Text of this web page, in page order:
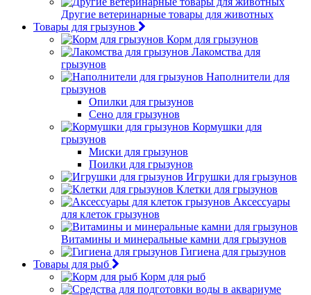
Другие ветеринарные товары для животных
Товары для грызунов
Корм для грызунов
Лакомства для
грызунов
Наполнители для
грызунов
Опилки для грызунов
Сено для грызунов
Кормушки для
грызунов
Миски для грызунов
Поилки для грызунов
Игрушки для грызунов
Клетки для грызунов
Аксессуары
для клеток грызунов
Витамины и минеральные камни для грызунов
Гигиена для грызунов
Товары для рыб
Корм для рыб